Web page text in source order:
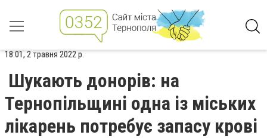
18:01, 2 травня 2022 р.
Шукають донорів: на
Тернопільщині одна із міських
лікарень потребує запасу крові